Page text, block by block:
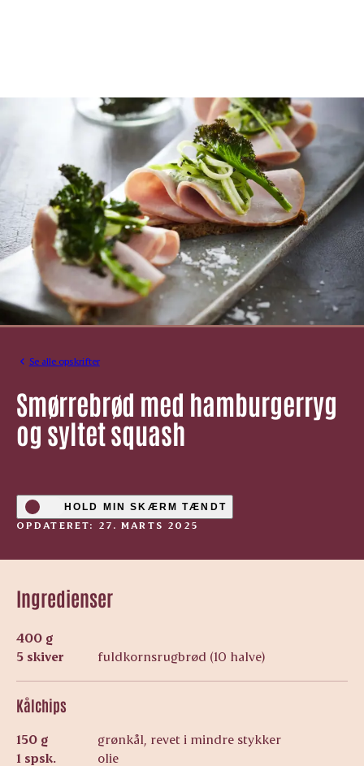
Se alle opskrifter
Smørrebrød med hamburgerryg
og syltet squash
HOLD MIN SKÆRM TÆNDT
OPDATERET: 27. MARTS 2025
Ingredienser
400 g
5 skiver
fuldkornsrugbrød (10 halve)
Kålchips
150 g
grønkål, revet i mindre stykker
1 spsk.
olie